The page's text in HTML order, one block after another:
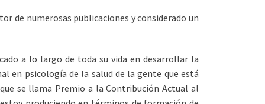
de numerosas publicaciones y considerado un
a lo largo de toda su vida en desarrollar la
en psicología de la salud de la gente que está
se llama Premio a la Contribución Actual al